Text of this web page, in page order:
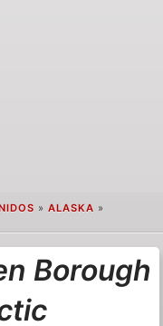
» ALASKA »
Borough